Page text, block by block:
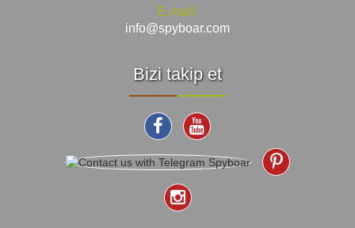
E-mail:
info@spyboar.com
Bizi takip et